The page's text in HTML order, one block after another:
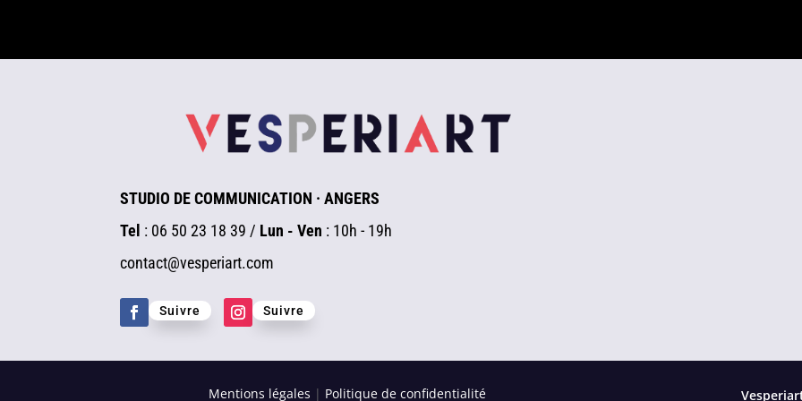
STUDIO DE COMMUNICATION · ANGERS
Tel : 06 50 23 18 39 / Lun - Ven : 10h - 19h
contact@vesperiart.com
Suivre Suivre
Mentions légales | Politique de confidentialité